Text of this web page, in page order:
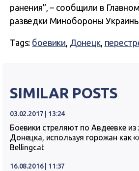
ранения”, – сообщили в
разведки Минобороны
Tags: боевики, Донецк,
SIMILAR POSTS
03.02.2017 | 13:24
Боевики стреляют по Авдеевке
Донецка, используя горожан как
Bellingcat
16.08.2016 | 11:37